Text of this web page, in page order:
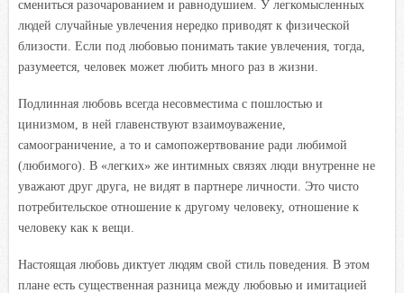
смениться разочарованием и равнодушием. У легкомысленных
людей случайные увлечения нередко приводят к физической
близости. Если под любовью понимать такие увлечения, тогда,
разумеется, человек может любить много раз в жизни.
Подлинная любовь всегда несовместима с пошлостью и
цинизмом, в ней главенствуют взаимоуважение,
самоограничение, а то и самопожертвование ради любимой
(любимого). В «легких» же интимных связях люди внутренне не
уважают друг друга, не видят в партнере личности. Это чисто
потребительское отношение к другому человеку, отношение к
человеку как к вещи.
Настоящая любовь диктует людям свой стиль поведения. В этом
плане есть существенная разница между любовью и имитацией